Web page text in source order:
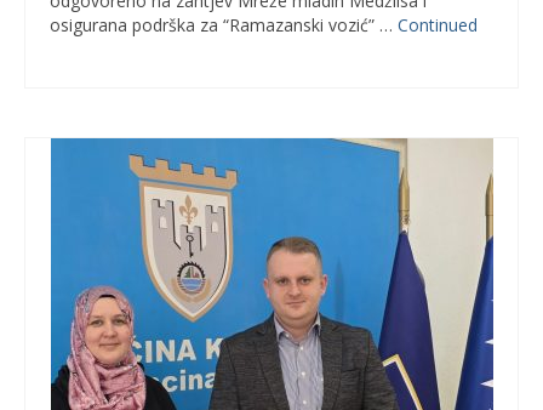
osigurana podrška za “Ramazanski vozić” … Continued